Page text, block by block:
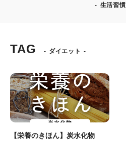
生活習慣
TAG ダイエット
【栄養のきほん】炭水化物